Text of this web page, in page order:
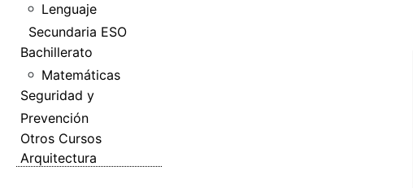
Lenguaje
Secundaria ESO
Bachillerato
Matemáticas
Seguridad y
Prevención
Otros Cursos
Arquitectura